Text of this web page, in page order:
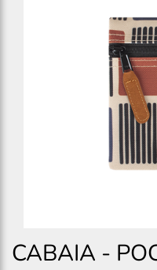
CABAIA -